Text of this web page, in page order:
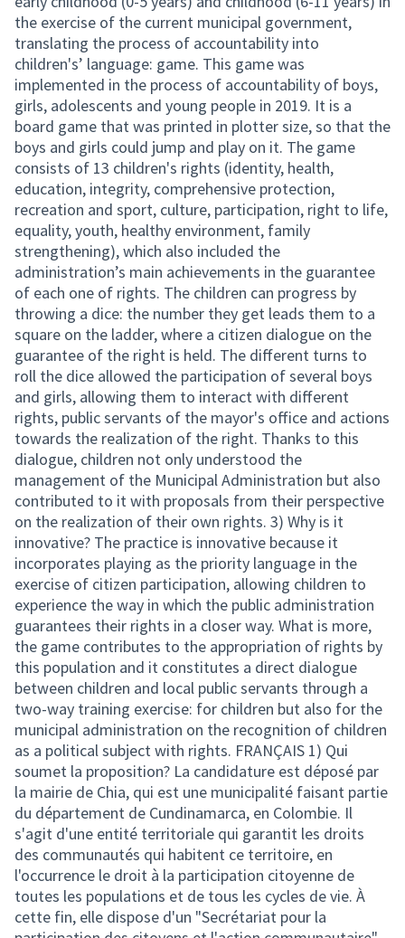
the exercise of the current municipal government,
translating the process of accountability into
children's’ language: game. This game was
implemented in the process of accountability of boys,
girls, adolescents and young people in 2019. It is a
board game that was printed in plotter size, so that the
boys and girls could jump and play on it. The game
consists of 13 children's rights (identity, health,
education, integrity, comprehensive protection,
recreation and sport, culture, participation, right to life,
equality, youth, healthy environment, family
strengthening), which also included the
administration’s main achievements in the guarantee
of each one of rights. The children can progress by
throwing a dice: the number they get leads them to a
square on the ladder, where a citizen dialogue on the
guarantee of the right is held. The different turns to
roll the dice allowed the participation of several boys
and girls, allowing them to interact with different
rights, public servants of the mayor's office and actions
towards the realization of the right. Thanks to this
dialogue, children not only understood the
management of the Municipal Administration but also
contributed to it with proposals from their perspective
on the realization of their own rights. 3) Why is it
innovative? The practice is innovative because it
incorporates playing as the priority language in the
exercise of citizen participation, allowing children to
experience the way in which the public administration
guarantees their rights in a closer way. What is more,
the game contributes to the appropriation of rights by
this population and it constitutes a direct dialogue
between children and local public servants through a
two-way training exercise: for children but also for the
municipal administration on the recognition of children
as a political subject with rights. FRANÇAIS 1) Qui
soumet la proposition? La candidature est déposé par
la mairie de Chia, qui est une municipalité faisant partie
du département de Cundinamarca, en Colombie. Il
s'agit d'une entité territoriale qui garantit les droits
des communautés qui habitent ce territoire, en
l'occurrence le droit à la participation citoyenne de
toutes les populations et de tous les cycles de vie. À
cette fin, elle dispose d'un "Secrétariat pour la